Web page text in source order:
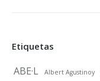
Etiquetas
ABE·L Albert Agustinoy